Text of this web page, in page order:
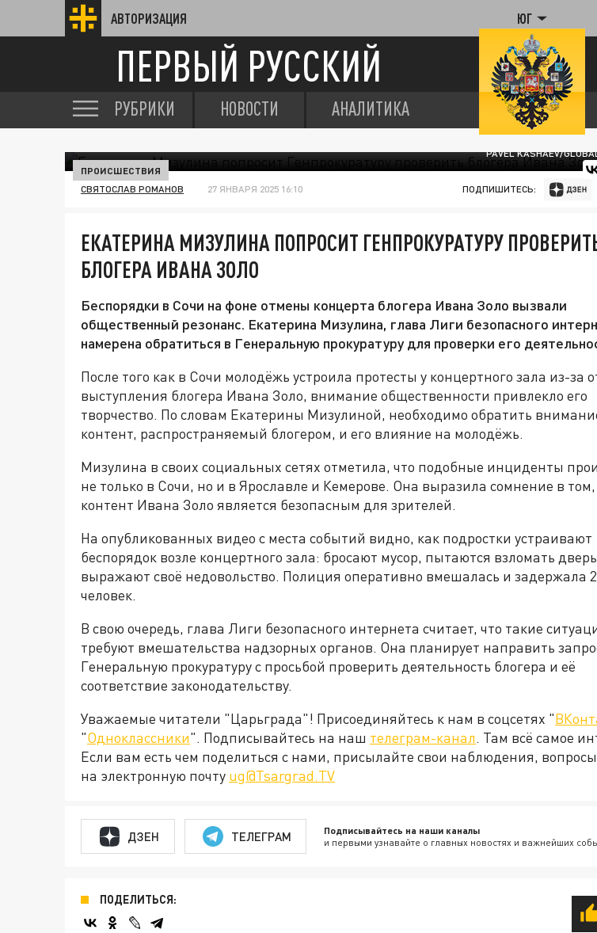
АВТОРИЗАЦИЯ ЮГ
ПЕРВЫЙ РУССКИЙ
РУБРИКИ НОВОСТИ АНАЛИТИКА
PAVEL KASHAEV/
ПРОИСШЕСТВИЯ
СВЯТОСЛАВ РОМАНОВ 27 ЯНВАРЯ 2025 16:10 ПОДПИШИТЕСЬ:
ЕКАТЕРИНА МИЗУЛИНА ПОПРОСИТ ГЕНПРОКУРАТУРУ
БЛОГЕРА ИВАНА ЗОЛО
Беспорядки в Сочи на фоне отмены концерта блогера Ивана Золо вызвали
общественный резонанс. Екатерина Мизулина, глава Лиги безопасного
намерена обратиться в Генеральную прокуратуру для проверки его
После того как в Сочи молодёжь устроила протесты у концертного зала из-за
выступления блогера Ивана Золо, внимание общественности привлекло его
творчество. По словам Екатерины Мизулиной, необходимо обратить
контент, распространяемый блогером, и его влияние на молодёжь.
Мизулина в своих социальных сетях отметила, что подобные инциденты
не только в Сочи, но и в Ярославле и Кемерове. Она выразила сомнение в том,
контент Ивана Золо является безопасным для зрителей.
На опубликованных видео с места событий видно, как подростки устраивают
беспорядок возле концертного зала: бросают мусор, пытаются взломать
выражают своё недовольство. Полиция оперативно вмешалась и задержала
человек.
В свою очередь, глава Лиги безопасного интернета считает, что такие
требуют вмешательства надзорных органов. Она планирует направить
Генеральную прокуратуру с просьбой проверить деятельность блогера и её
соответствие законодательству.
Уважаемые читатели "Царьграда"! Присоединяйтесь к нам в соцсетях "
"Одноклассники". Подписывайтесь на наш телеграм-канал. Там всё самое
Если вам есть чем поделиться с нами, присылайте свои наблюдения,
на электронную почту ug@Tsargrad.TV
ДЗЕН ТЕЛЕГРАМ Подписывайтесь на наши каналы
и первыми узнавайте о главных новостях и важнейших
ПОДЕЛИТЬСЯ: